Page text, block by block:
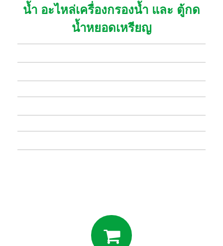
น้ำ อะไหล่เครื่องกรองน้ำ และ ตู้กด
น้ำหยอดเหรียญ